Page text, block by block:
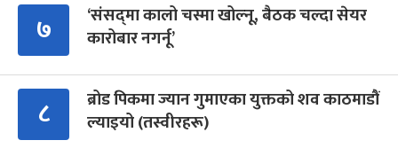
७
‘संसद्‍मा कालो चस्मा खोल्नू, बैठक चल्दा सेयर
कारोबार नगर्नू’
८
ब्रोड पिकमा ज्यान गुमाएका युक्तको शव काठमाडौं
ल्याइयो (तस्वीरहरू)